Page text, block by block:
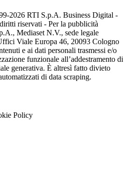
2026 RTI S.p.A. Business Digital -
riservati - Per la pubblicità
Mediaset N.V., sede legale
Viale Europa 46, 20093 Cologno
e ai dati personali trasmessi e/o
funzionale all’addestramento di
generativa. È altresì fatto divieto
di data scraping.
Policy